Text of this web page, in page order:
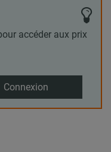
accéder aux prix
Connexion